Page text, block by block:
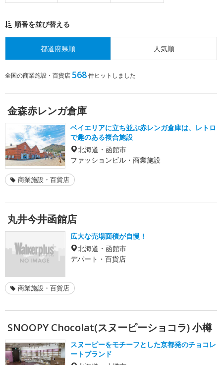
順番を並び替える
都道府県順 人気順
全国の商業施設・百貨店 568件ヒットしました
金森赤レンガ倉庫
ベイエリアに立ち並ぶ赤レンガ倉庫は、レトロ
で趣のある複合施設
北海道・函館市
ファッションビル・商業施設
商業施設・百貨店
丸井今井函館店
広大な売場面積が自慢！
北海道・函館市
デパート・百貨店
商業施設・百貨店
SNOOPY Chocolat(スヌーピーショコラ) 小樽
スヌーピーをモチーフとした京都発のチョコレ
ートブランド